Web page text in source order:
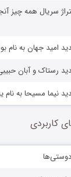
سریال همه چیز
امید جهان به نام
رستاک و آبان
نیما مسیحا به نام
کاربردی